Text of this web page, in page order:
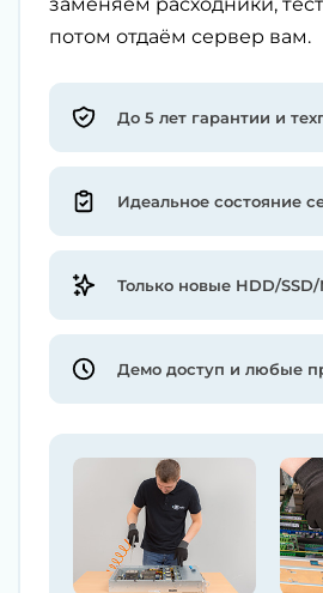
потом отдаём сервер вам.
До 5 лет гарантии и
Идеальное состояние
Только новые HDD/SSD/
Демо доступ и любые